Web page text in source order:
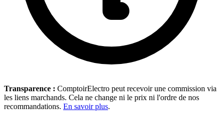
Transparence : ComptoirElectro peut recevoir une commission via
les liens marchands. Cela ne change ni le prix ni l'ordre de nos
recommandations. En savoir plus.